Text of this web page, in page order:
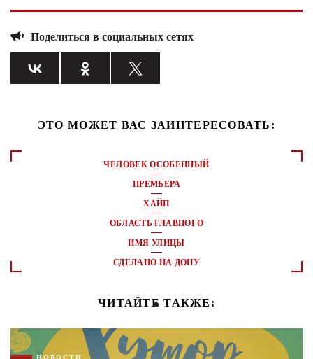
Поделиться в социальных сетях
ЭТО МОЖЕТ ВАС ЗАИНТЕРЕСОВАТЬ:
ЧЕЛОВЕК ОСОБЕННЫЙ
ПРЕМЬЕРА
ХАЙП
ОБЛАСТЬ ГЛАВНОГО
ИМЯ УЛИЦЫ
СДЕЛАНО НА ДОНУ
ЧИТАЙТЕ ТАКЖЕ:
НОВОСТИ